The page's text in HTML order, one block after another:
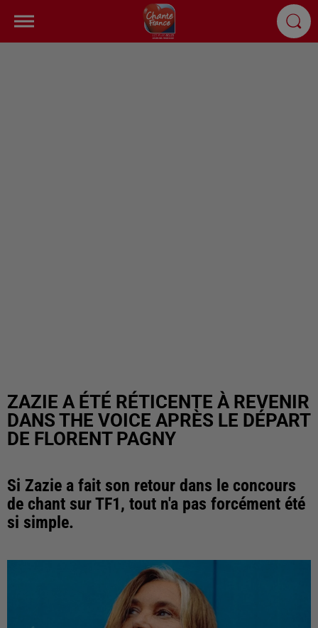
ZAZIE A ÉTÉ RÉTICENTE À REVENIR
DANS THE VOICE APRÈS LE DÉPART
DE FLORENT PAGNY
Si Zazie a fait son retour dans le concours
de chant sur TF1, tout n'a pas forcément été
si simple.